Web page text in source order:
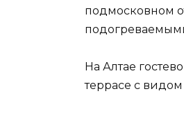
подмосковном
На Алтае
террасе с